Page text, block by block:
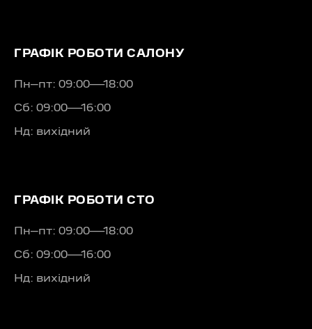
ГРАФІК РОБОТИ САЛОНУ
Пн–пт: 09:00—18:00
Сб: 09:00—16:00
Нд: вихідний
ГРАФІК РОБОТИ СТО
Пн–пт: 09:00—18:00
Сб: 09:00—16:00
Нд: вихідний